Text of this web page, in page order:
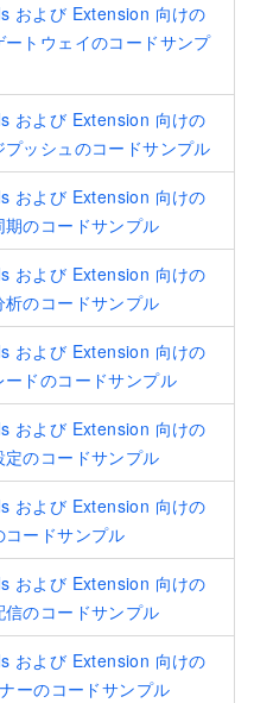
および Extension 向けの
ートウェイのコードサンプ
および Extension 向けの
プッシュのコードサンプル
および Extension 向けの
期のコードサンプル
および Extension 向けの
析のコードサンプル
および Extension 向けの
ードのコードサンプル
および Extension 向けの
定のコードサンプル
および Extension 向けの
コードサンプル
および Extension 向けの
信のコードサンプル
および Extension 向けの
ーのコードサンプル